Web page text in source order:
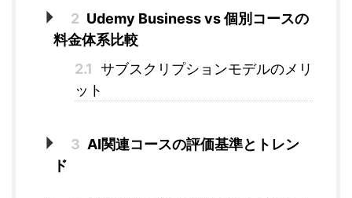
2 Udemy Business vs 個別コースの
料金体系比較
2.1 サブスクリプションモデルのメリ
ット
3 AI関連コースの評価基準とトレン
ド